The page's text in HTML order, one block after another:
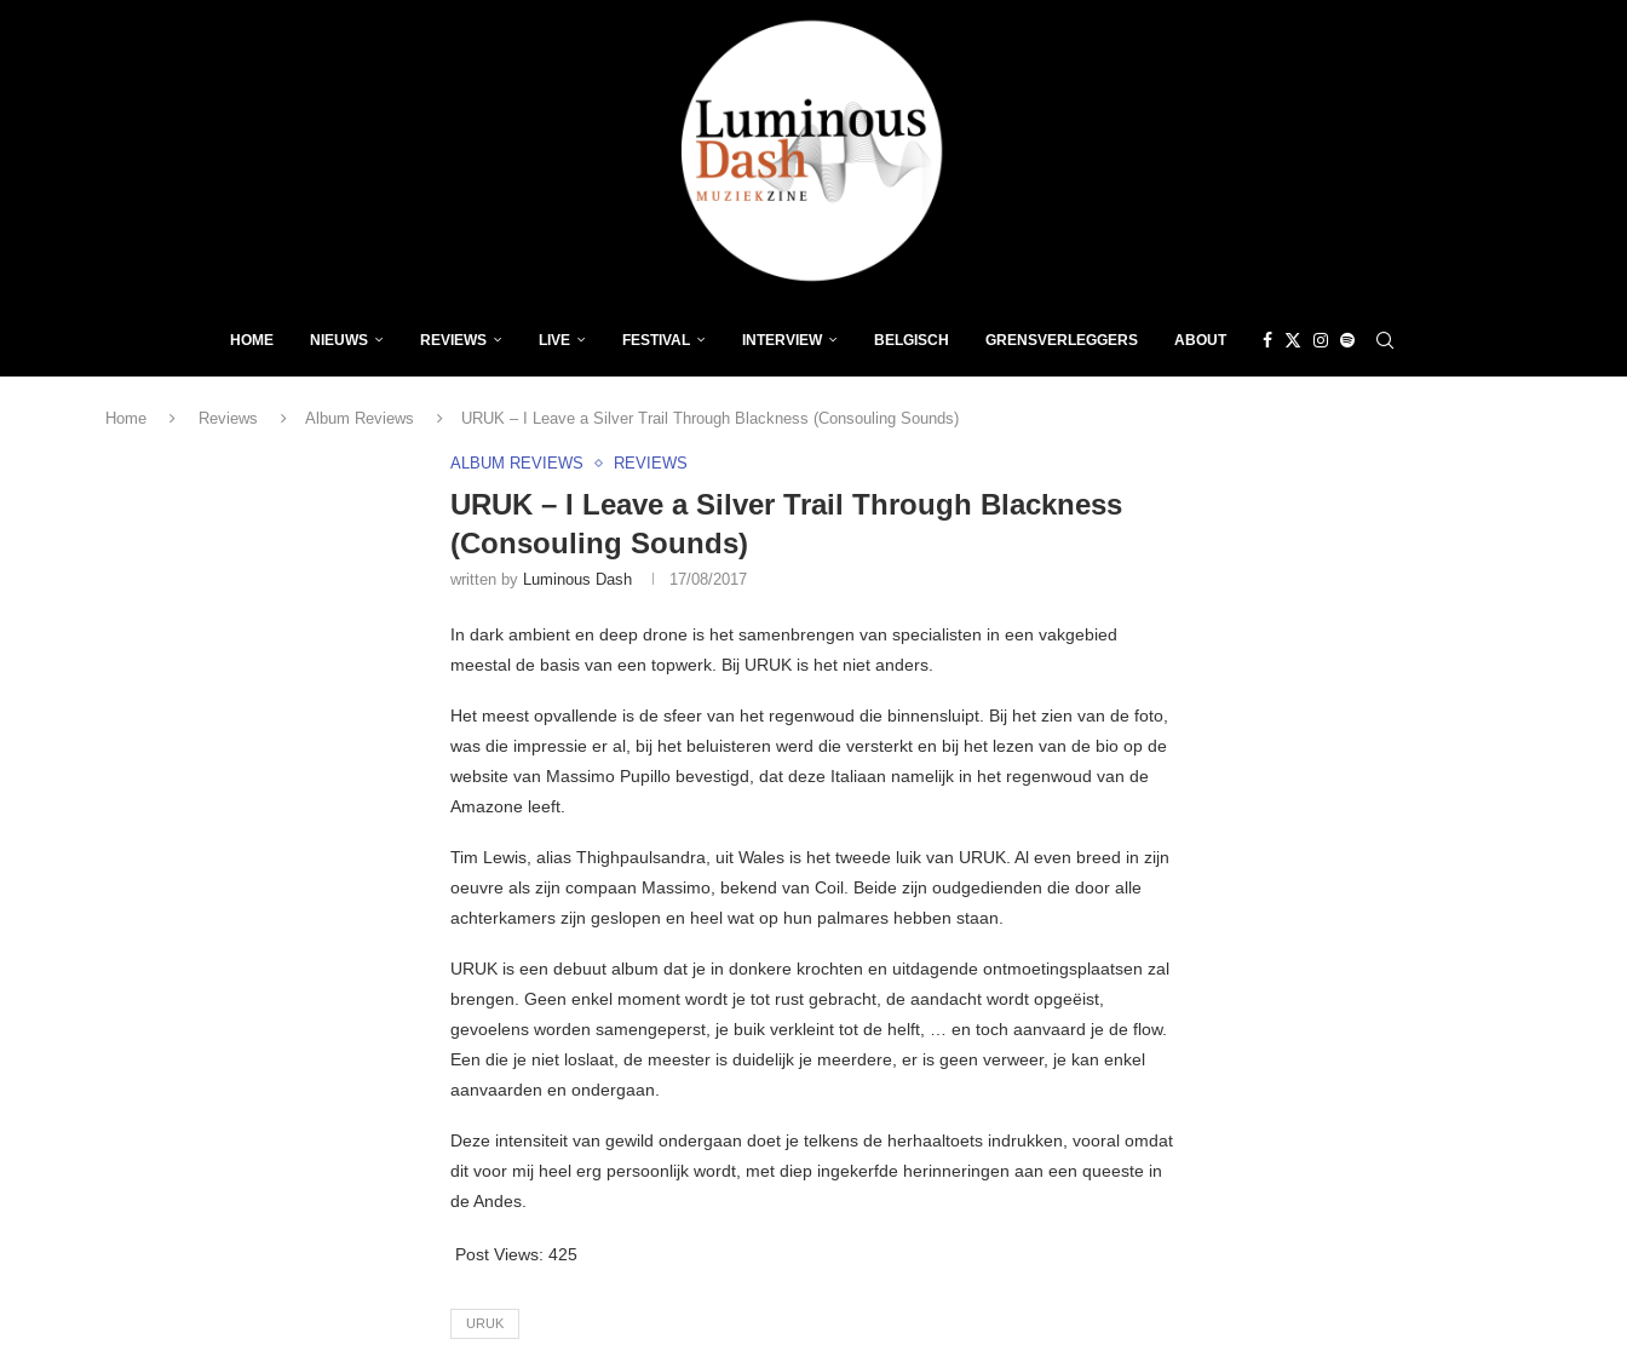
HOME NIEUWS REVIEWS LIVE FESTIVAL INTERVIEW BELGISCH GRENSVERLEGGERS ABOUT
Home Reviews Album Reviews URUK – I Leave a Silver Trail Through Blackness (Consouling Sounds)
ALBUM REVIEWS REVIEWS
URUK – I Leave a Silver Trail Through Blackness
(Consouling Sounds)
written by Luminous Dash 17/08/2017
In dark ambient en deep drone is het samenbrengen van specialisten in een vakgebied
meestal de basis van een topwerk. Bij URUK is het niet anders.
Het meest opvallende is de sfeer van het regenwoud die binnensluipt. Bij het zien van de foto,
was die impressie er al, bij het beluisteren werd die versterkt en bij het lezen van de bio op de
website van Massimo Pupillo bevestigd, dat deze Italiaan namelijk in het regenwoud van de
Amazone leeft.
Tim Lewis, alias Thighpaulsandra, uit Wales is het tweede luik van URUK. Al even breed in zijn
oeuvre als zijn compaan Massimo, bekend van Coil. Beide zijn oudgedienden die door alle
achterkamers zijn geslopen en heel wat op hun palmares hebben staan.
URUK is een debuut album dat je in donkere krochten en uitdagende ontmoetingsplaatsen zal
brengen. Geen enkel moment wordt je tot rust gebracht, de aandacht wordt opgeëist,
gevoelens worden samengeperst, je buik verkleint tot de helft, … en toch aanvaard je de flow.
Een die je niet loslaat, de meester is duidelijk je meerdere, er is geen verweer, je kan enkel
aanvaarden en ondergaan.
Deze intensiteit van gewild ondergaan doet je telkens de herhaaltoets indrukken, vooral omdat
dit voor mij heel erg persoonlijk wordt, met diep ingekerfde herinneringen aan een queeste in
de Andes.
Post Views: 425
URUK